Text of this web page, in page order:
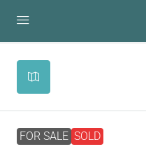
+
FOR SALE SOLD